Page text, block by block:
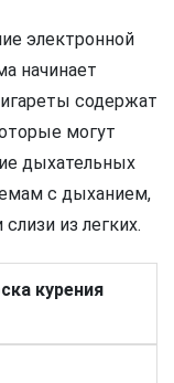
электронной
начинает
содержат
могут
дыхательных
с дыханием,
из легких.
курения